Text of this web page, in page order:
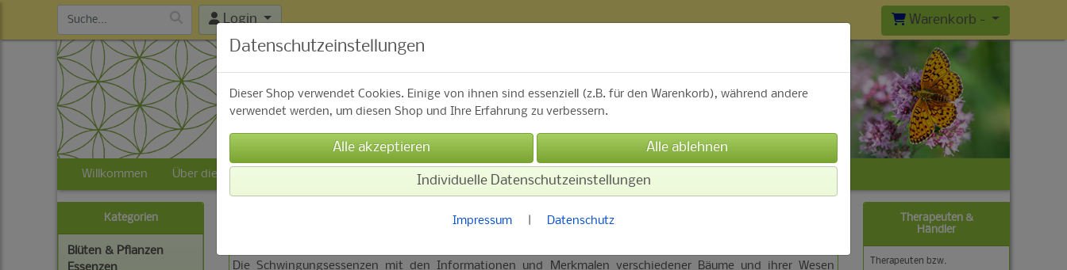
Login Warenkorb -
Willkommen Über die Essenzen Alle Produkte Kontakt
Kategorien
Blüten & Pflanzen
Die Schwingungsessenzen mit den Informationen und Merkmalen verschiedener Bäume und ihrer Wesen
Therapeuten &
Händler
Therapeuten bzw.
Datenschutzeinstellungen
Dieser Shop verwendet Cookies. Einige von ihnen sind essenziell (z.B. für den Warenkorb), während andere
verwendet werden, um diesen Shop und Ihre Erfahrung zu verbessern.
Individuelle Datenschutzeinstellungen
Impressum Datenschutz